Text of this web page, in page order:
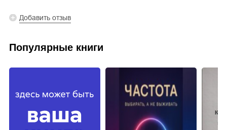
Добавить отзыв
Популярные книги